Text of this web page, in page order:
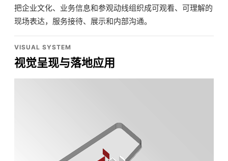
把企业文化、业务信息和参观动线组织成可观看、可理解的
现场表达，服务接待、展示和内部沟通。
VISUAL SYSTEM
视觉呈现与落地应用